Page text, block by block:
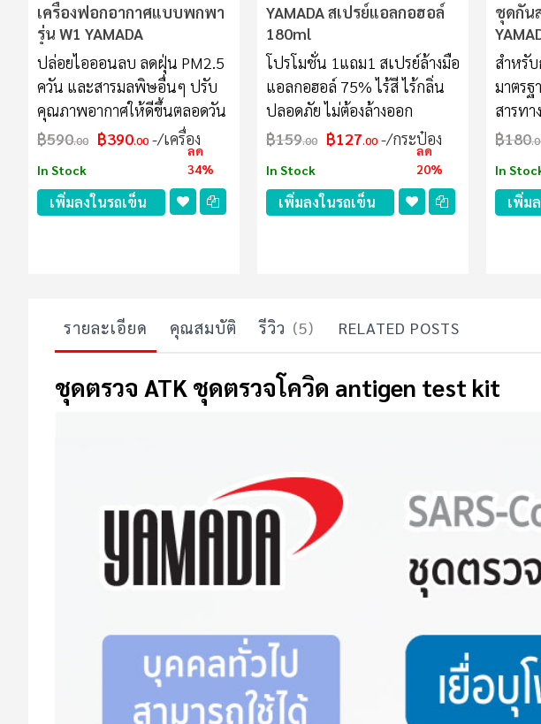
เครื่องฟอกอากาศแบบพกพา
รุ่น W1 YAMADA
ปล่อยไอออนลบ ลดฝุ่น PM2.5
ควัน และสารมลพิษอื่นๆ ปรับ
คุณภาพอากาศให้ดีขึ้นตลอดวัน
฿590.00 ฿390.00 /เครื่อง
In Stock
ลด
34%
เพิ่มลงในรถเข็น
YAMADA สเปรย์แอลกอฮอล์
180ml
โปรโมชั่น 1แถม1 สเปรย์ล้างมือ
แอลกอฮอล์ 75% ไร้สี ไร้กลิ่น
ปลอดภัย ไม่ต้องล้างออก
฿159.00 ฿127.00 /กระป๋อง
In Stock
ลด
20%
เพิ่มลงในรถเข็น
ชุดกัน
สำหรั
มาตร
สารท
฿180
In
เพิ่ม
รายละเอียด
ชุดตรวจ ATK ชุดตรวจโควิด antigen test kit
คุณสมบัติ รีวิว 5 RELATED POSTS